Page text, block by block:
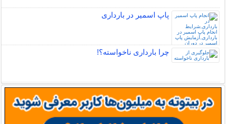
پاپ اسمیر در بارداری
چرا بارداری ناخواسته؟!